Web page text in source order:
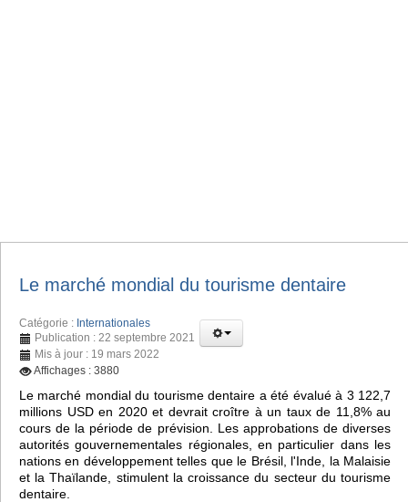
Le marché mondial du tourisme dentaire
Catégorie : Internationales
Publication : 22 septembre 2021
Mis à jour : 19 mars 2022
Affichages : 3880
Le marché mondial du tourisme dentaire a été évalué à 3 122,7
millions USD en 2020 et devrait croître à un taux de 11,8% au
cours de la période de prévision. Les approbations de diverses
autorités gouvernementales régionales, en particulier dans les
nations en développement telles que le Brésil, l'Inde, la Malaisie
et la Thaïlande, stimulent la croissance du secteur du tourisme
dentaire.